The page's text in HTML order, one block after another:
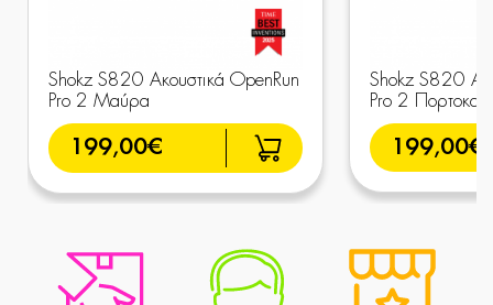
Shokz S820 Ακουστικά OpenRun
Pro 2 Μαύρα
199,00€
Shokz S820
Pro 2 Πορτοκαλί
199,00€